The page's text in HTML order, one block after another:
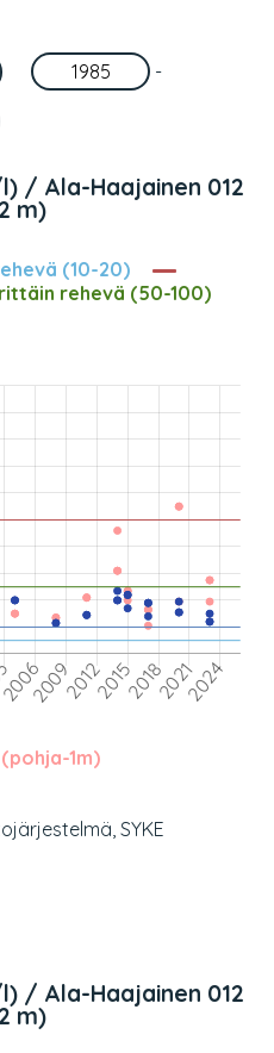
-
/ Ala-Haajainen 012
m)
(10-20)
rehevä (50-100)
1m)
SYKE
/ Ala-Haajainen 012
m)